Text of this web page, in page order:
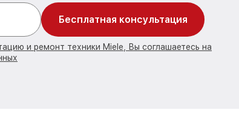
Бесплатная консультация
и ремонт техники Miele, Вы соглашаетесь на